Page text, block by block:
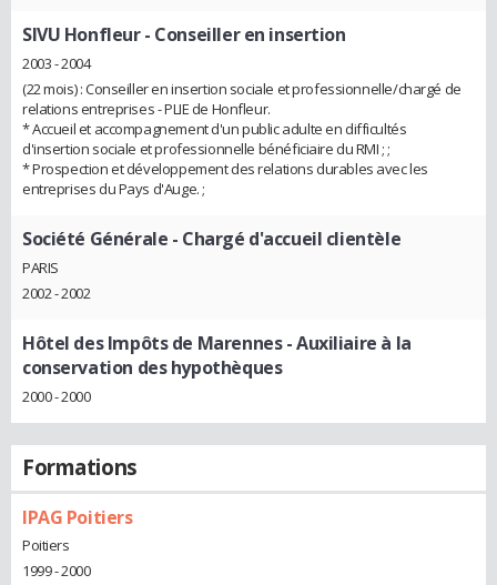
SIVU Honfleur- Conseiller en insertion
2003 - 2004
(22 mois) : Conseiller en insertion sociale et professionnelle/chargé de
relations entreprises - PLIE de Honfleur.
* Accueil et accompagnement d'un public adulte en difficultés
d'insertion sociale et professionnelle bénéficiaire du RMI ; ;
* Prospection et développement des relations durables avec les
entreprises du Pays d'Auge. ;
Société Générale - Chargé d'accueil clientèle
PARIS
2002 - 2002
Hôtel des Impôts de Marennes- Auxiliaire à la
conservation des hypothèques
2000 - 2000
Formations
IPAG Poitiers
Poitiers
1999 - 2000